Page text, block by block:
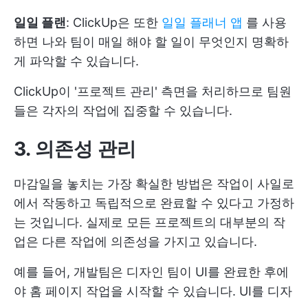
일일 플랜 : ClickUp은 또한 일일 플래너 앱 를 사용
하면 나와 팀이 매일 해야 할 일이 무엇인지 명확하
게 파악할 수 있습니다.
ClickUp이 '프로젝트 관리' 측면을 처리하므로 팀원
들은 각자의 작업에 집중할 수 있습니다.
3. 의존성 관리
마감일을 놓치는 가장 확실한 방법은 작업이 사일로
에서 작동하고 독립적으로 완료할 수 있다고 가정하
는 것입니다. 실제로 모든 프로젝트의 대부분의 작
업은 다른 작업에 의존성을 가지고 있습니다.
예를 들어, 개발팀은 디자인 팀이 UI를 완료한 후에
야 홈 페이지 작업을 시작할 수 있습니다. UI를 디자